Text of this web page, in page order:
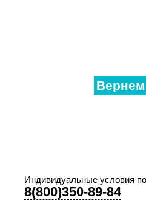
Индивидуальные условия
8(800)350-89-84